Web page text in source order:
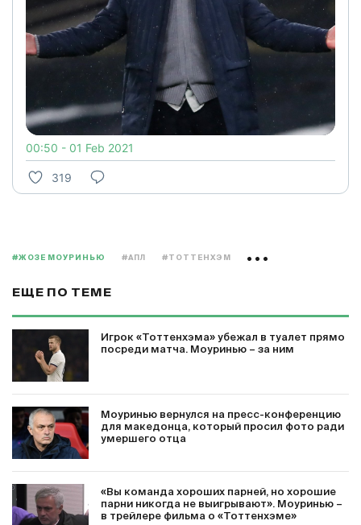
00:50 - 01 Feb 2021
319
#ЖОЗЕ МОУРИНЬЮ #АПЛ #ТОТТЕНХЭМ
ЕЩЕ ПО ТЕМЕ
Игрок «Тоттенхэма» убежал в туалет прямо
посреди матча. Моуринью – за ним
Моуринью вернулся на пресс-конференцию
для македонца, который просил фото ради
умершего отца
«Вы команда хороших парней, но хорошие
парни никогда не выигрывают». Моуринью –
в трейлере фильма о «Тоттенхэме»